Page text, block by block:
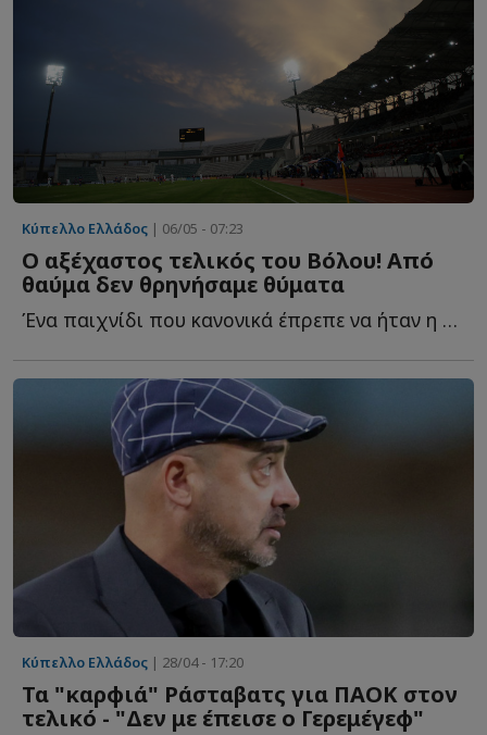
Κύπελλο Ελλάδος | 06/05 - 07:23
Ο αξέχαστος τελικός του Βόλου! Από
θαύμα δεν θρηνήσαμε θύματα
Ένα παιχνίδι που κανονικά έπρεπε να ήταν η γιορτή του π...
Κύπελλο Ελλάδος | 28/04 - 17:20
Τα "καρφιά" Ράσταβατς για ΠΑΟΚ στον
τελικό - "Δεν με έπεισε ο Γερεμέγεφ"